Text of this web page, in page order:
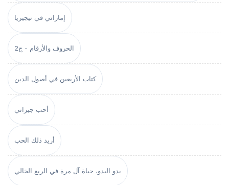
إماراتي في نيجيريا
الحروف والأرقام - ج2
كتاب الأربعين في أصول الدين
أحب جيراني
أريد ذلك الحب
بدو البدو، حياة آل مرة في الربع الخالي